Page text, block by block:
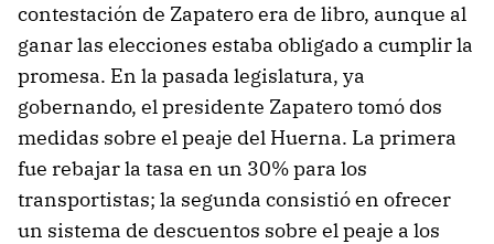
contestación de Zapatero era de libro, aunque al
ganar las elecciones estaba obligado a cumplir la
promesa. En la pasada legislatura, ya
gobernando, el presidente Zapatero tomó dos
medidas sobre el peaje del Huerna. La primera
fue rebajar la tasa en un 30% para los
transportistas; la segunda consistió en ofrecer
un sistema de descuentos sobre el peaje a los